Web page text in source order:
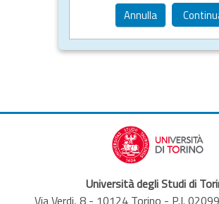
Annulla
Università degli Studi di
Via Verdi, 8 - 10124 Torino - P.I.